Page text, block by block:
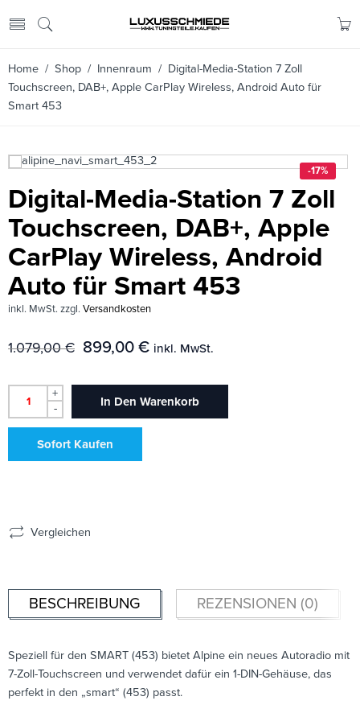
Home / Shop / Innenraum / Digital-Media-Station 7 Zoll
Touchscreen, DAB+, Apple CarPlay Wireless, Android Auto für
Smart 453
-17%
Digital-Media-Station 7 Zoll
Touchscreen, DAB+, Apple
CarPlay Wireless, Android
Auto für Smart 453
inkl. MwSt. zzgl. Versandkosten
1.079,00€ 899,00 € inkl. MwSt.
+
-
In Den Warenkorb
Sofort Kaufen
Vergleichen
BESCHREIBUNG REZENSIONEN (0)
Speziell für den SMART (453) bietet Alpine ein neues Autoradio mit
7-Zoll-Touchscreen und verwendet dafür ein 1-DIN-Gehäuse, das
perfekt in den „smart“ (453) passt.